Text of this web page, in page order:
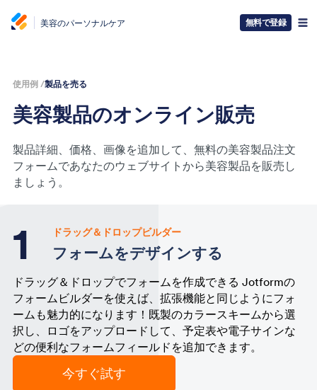
美容のパーソナルケア 無料で登録
使用例 /製品を売る
美容製品のオンライン販売
製品詳細、価格、画像を追加して、無料の美容製品注文
フォームであなたのウェブサイトから美容製品を販売し
ましょう。
ドラッグ＆ドロップビルダー
フォームをデザインする
ドラッグ＆ドロップでフォームを作成できる Jotformの
フォームビルダーを使えば、拡張機能と同じようにフォ
ームも魅力的になります！既製のカラースキームから選
択し、ロゴをアップロードして、予定表や電子サインな
どの便利なフォームフィールドを追加できます。
今すぐ試す